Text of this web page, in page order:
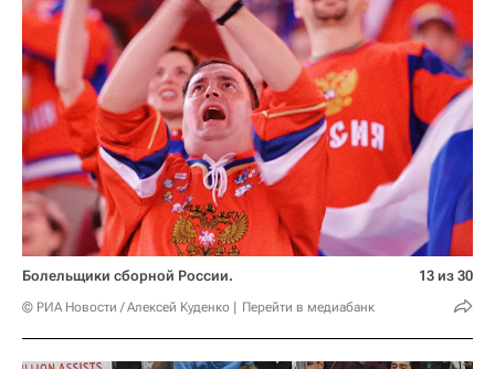
Болельщики сборной России.
© РИА Новости / Алексей Куденко Перейти в медиабанк
13 из 30